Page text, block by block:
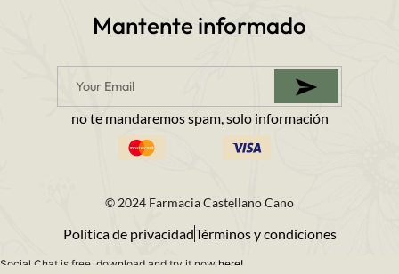
Mantente informado
no te mandaremos spam, solo información
© 2024 Farmacia Castellano Cano
Política de privacidadTérminos y condiciones
Social Chat is free, download and try it now here!